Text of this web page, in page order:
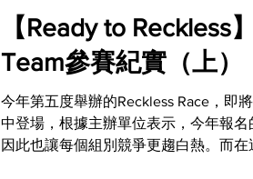
【Ready to Reckless
Team參賽紀實（上）
今年第五度舉辦的Reckless Race，即
中登場，根據主辦單位表示，今年報名
因此也讓每個組別競爭更趨白熱。而